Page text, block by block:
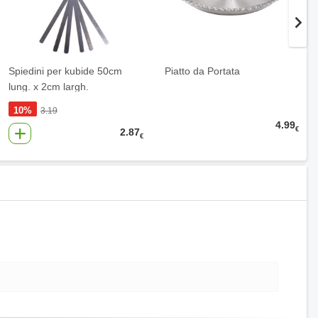
Spiedini per kubide 50cm
lung. x 2cm largh.
10% 3.19
2.87€
Piatto da Portata
4.99€